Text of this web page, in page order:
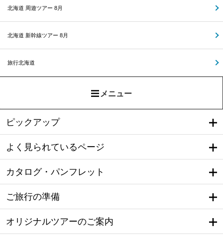
北海道 周遊ツアー 8月
北海道 新幹線ツアー 8月
旅行北海道
メニュー
ピックアップ
よく見られているページ
カタログ・パンフレット
ご旅行の準備
オリジナルツアーのご案内